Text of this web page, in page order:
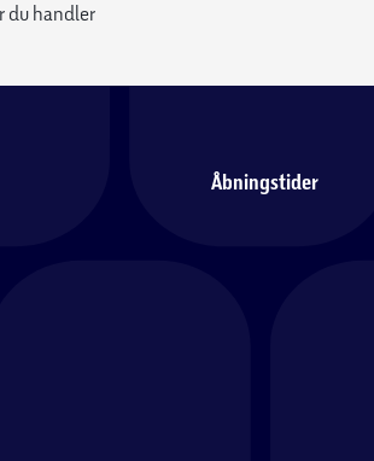
du handler
Åbningstider